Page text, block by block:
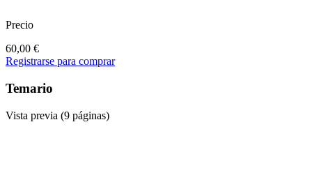
Precio
60,00 €
Registrarse para comprar
Temario
Vista previa (9 páginas)